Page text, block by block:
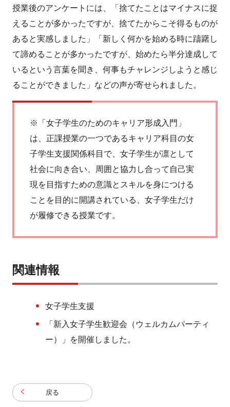
授業後のアンケートには、「捨てたことはマイナスに捉
えることが多かったですが、捨てたからこそ得るものが
あると実感しました」「新しく何かを始める時に躊躇し
て諦めることが多かったですが、始めたら半分達成して
いるという言葉を聞き、何事もチャレンジしようと感じ
ることができました」などの声が寄せられました。
※「女子学生のためのキャリア形成入門」
は、正課授業の一つであるキャリア科目の女
子学生支援関係科目で、女子学生が凛として
社会に向き合い、周囲と協力し合って自己実
現を目指すための意識とスキルを身につける
ことを目的に開講されている、女子学生だけ
が履修できる授業です。
関連情報
女子学生支援
「新入女子学生歓迎会（ウェルカムパーティ
ー）」を開催しました。
戻る